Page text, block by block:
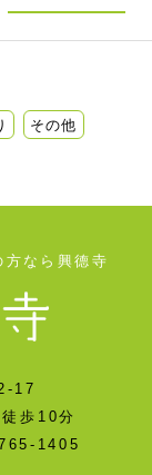
その他
なら興德寺
17
歩10分
1405